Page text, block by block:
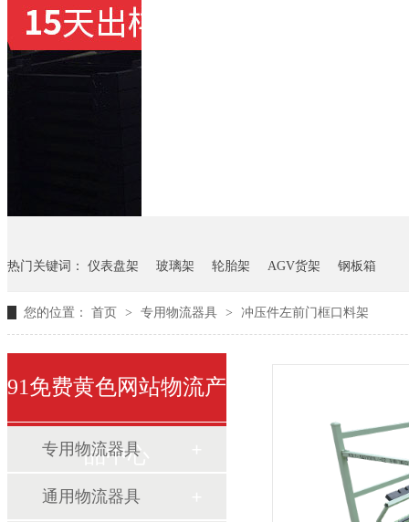
变速箱托盘
发动机料架
仪表盘料架
网箱
卫浴行业
热门关键词： 仪表盘架 玻璃架 轮胎架 AGV货架 钢板箱
您的位置： 首页 > 专用物流器具 > 冲压件左前门框口料架
91免费黄色网站物流产
品中心
专用物流器具
通用物流器具